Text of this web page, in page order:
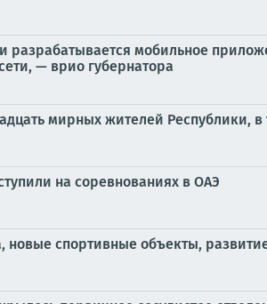
разрабатывается мобильное
— врио губернатора
мирных жителей Республики,
на соревнованиях в ОАЭ
спортивные объекты,